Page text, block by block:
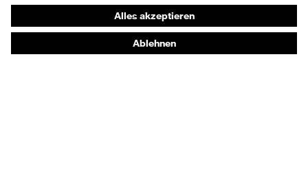
Online-Shop für B2B-Kunden
Online-Shop für Personaldienstleister